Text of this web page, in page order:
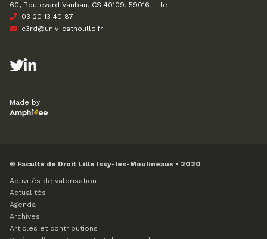
60, Boulevard Vauban, CS 40109, 59016 Lille
03 20 13 40 87
c3rd@univ-catholille.fr
Made by
© Faculté de Droit Lille Issy-les-Moulineaux • 2020
Activités de valorisation
Actualités
Agenda
Archives
Articles et contributions